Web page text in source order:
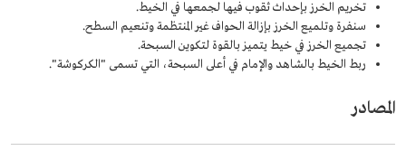
تخريم الخرز بإحداث ثقوب فيها لجمعها في الخيط.
سنفرة وتلميع الخرز بإزالة الحواف غير المنتظمة وتنعيم السطح.
تجميع الخرز في خيط يتميز بالقوة لتكوين السبحة.
ربط الخيط بالشاهد والإمام في أعلى السبحة، التي تسمى "الكركوشة".
المصادر